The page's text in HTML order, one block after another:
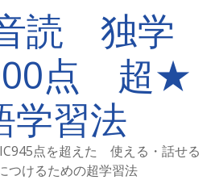
読 独学
点 超★
学習法
点を超えた 使える・話せる
つけるための超学習法